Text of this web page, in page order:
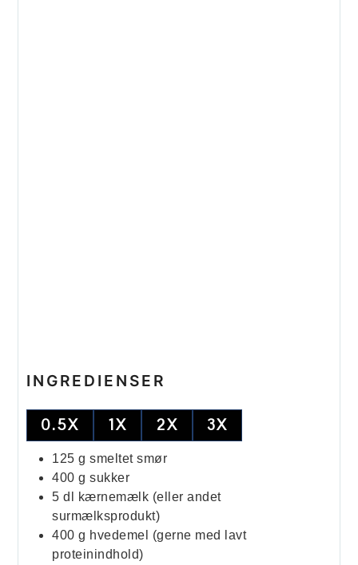
INGREDIENSER
0.5X 1X 2X 3X
125 g smeltet smør
400 g sukker
5 dl
kærnemælk (eller andet
surmælksprodukt)
400 g hvedemel (gerne med lavt
proteinindhold)